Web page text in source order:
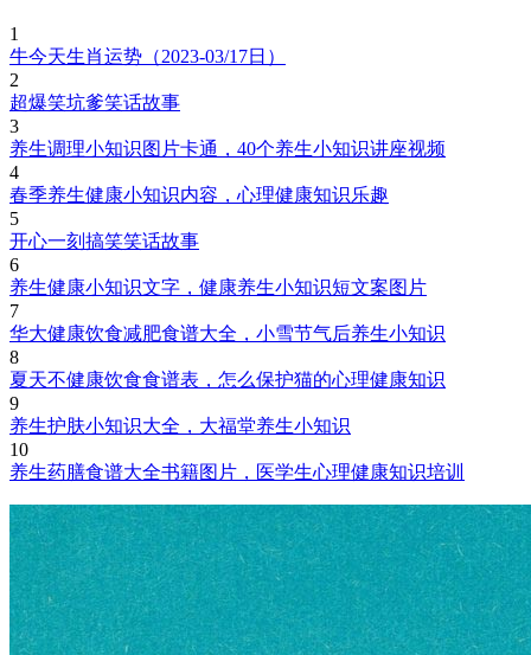
1
牛今天生肖运势（2023-03/17日）
2
超爆笑坑爹笑话故事
3
养生调理小知识图片卡通，40个养生小知识讲座视频
4
春季养生健康小知识内容，心理健康知识乐趣
5
开心一刻搞笑笑话故事
6
养生健康小知识文字，健康养生小知识短文案图片
7
华大健康饮食减肥食谱大全，小雪节气后养生小知识
8
夏天不健康饮食食谱表，怎么保护猫的心理健康知识
9
养生护肤小知识大全，大福堂养生小知识
10
养生药膳食谱大全书籍图片，医学生心理健康知识培训